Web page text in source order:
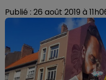
Publié : 26 août 2019 à